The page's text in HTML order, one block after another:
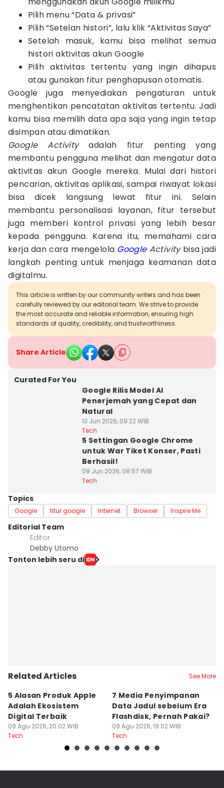
Pilih menu “Data & privasi”
Pilih “Setelan histori”, lalu klik “Aktivitas Saya”
Setelah masuk, kamu bisa melihat semua
histori aktivitas akun Google
Pilih aktivitas tertentu yang ingin dihapus
atau gunakan fitur penghapusan otomatis.
Google juga menyediakan pengaturan untuk
menghentikan pencatatan aktivitas tertentu. Jadi
kamu bisa memilih data apa saja yang ingin tetap
disimpan atau dimatikan.
Google Activityadalah fitur penting yang
membantu pengguna melihat dan mengatur data
aktivitas akun Google mereka. Mulai dari histori
pencarian, aktivitas aplikasi, sampai riwayat lokasi
bisa dicek langsung lewat fitur ini. Selain
membantu personalisasi layanan, fitur tersebut
juga memberi kontrol privasi yang lebih besar
kepada pengguna. Karena itu, memahami cara
kerja dan cara mengelola Google Activitybisa jadi
langkah penting untuk menjaga keamanan data
digitalmu.
This article is written by our community writers and has been
carefully reviewed by our editorial team. We strive to provide
the most accurate and reliable information, ensuring high
standards of quality, credibility, and trustworthiness.
Share Article
Curated For You
Google Rilis Model AI
Penerjemah yang Cepat dan
Natural
13 Jun 2026, 09:22 WIB
Tech
5 Settingan Google Chrome
untuk War Tiket Konser, Pasti
Berhasil!
09 Jun 2026, 08:57 WIB
Tech
Topics
Google fitur google Internet Browser Inspire Me
Editorial Team
Editor
Debby Utomo
Tonton lebih seru di
Related Articles See More
5 Alasan Produk Apple
Adalah Ekosistem
Digital Terbaik
09 Agu 2026, 20:02 WIB
Tech
7 Media Penyimpanan
Data Jadul sebelum Era
Flashdisk, Pernah Pakai?
09 Agu 2026, 19:02 WIB
Tech